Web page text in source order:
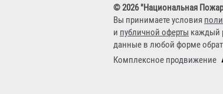
© 2026 "Национальная
Вы принимаете условия
и публичной оферты каждый
данные в любой форме
Комплексное продвижение